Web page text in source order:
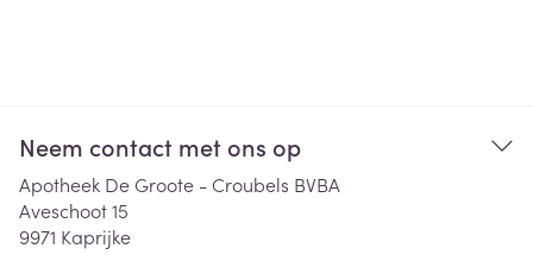
Neem contact met ons op
Apotheek De Groote - Croubels BVBA
Aveschoot 15
9971 Kaprijke